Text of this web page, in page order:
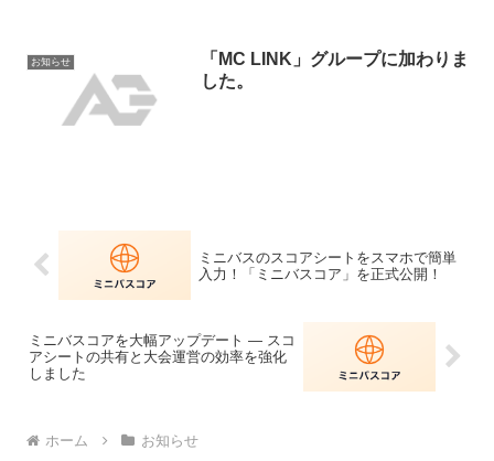
い合わ...
お知らせ
「MC LINK」グループに加わりま
した。
ミニバスのスコアシートをスマホで簡単
入力！「ミニバスコア」を正式公開！
ミニバスコアを大幅アップデート — スコ
アシートの共有と大会運営の効率を強化
しました
ホーム お知らせ